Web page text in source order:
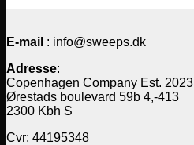
E-mail : info@sweeps.dk
Adresse:
Copenhagen Company Est. 2023
Ørestads boulevard 59b 4,-413
2300 Kbh S
Cvr: 44195348